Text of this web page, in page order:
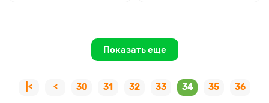
Показать еще
|< < 30 31 32 33 34 35 36